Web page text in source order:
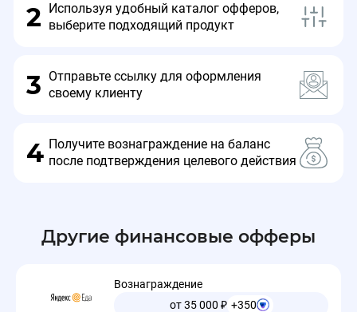
16 февраля - 16 марта 2026
Подробности акции:
16 марта и получите 1 месяц подписки MPSTATS
2
Используя удобный каталог офферов,
выберите подходящий продукт
3 Отправьте ссылку для оформления
своему клиенту
4 Получите вознаграждение на баланс
после подтверждения целевого действия
Другие финансовые офферы
Вознаграждение
от 35 000 ₽ +350